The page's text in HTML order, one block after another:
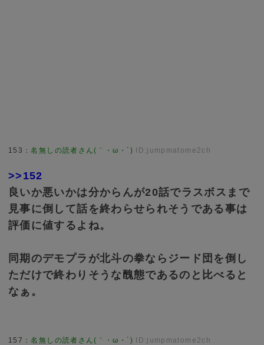
153 ：名無しの読者さん(｀・ω・´) ID:jumpmatome2ch
>>152
良いか悪いかは分からんが20話でラスボスまで
見事に倒して話を終わらせられそうである事は
評価に値するよね。
同期のデモプラが北斗の拳ならジード団を倒し
ただけで終わりそうな醜態であるのと比べると
なぁ。
157 ：名無しの読者さん(｀・ω・´) ID:jumpmatome2ch